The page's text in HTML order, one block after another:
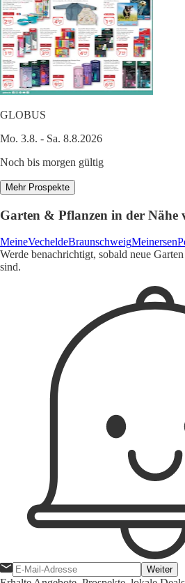
GLOBUS
Mo. 3.8. - Sa. 8.8.2026
Noch bis morgen gültig
Mehr Prospekte
Garten & Pflanzen in der Nähe
MeineVecheldeBraunschweigMeinersen
Werde benachrichtigt, sobald neue
sind.
Weiter